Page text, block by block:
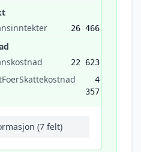
26 466
22 623
4
357
(7 felt)